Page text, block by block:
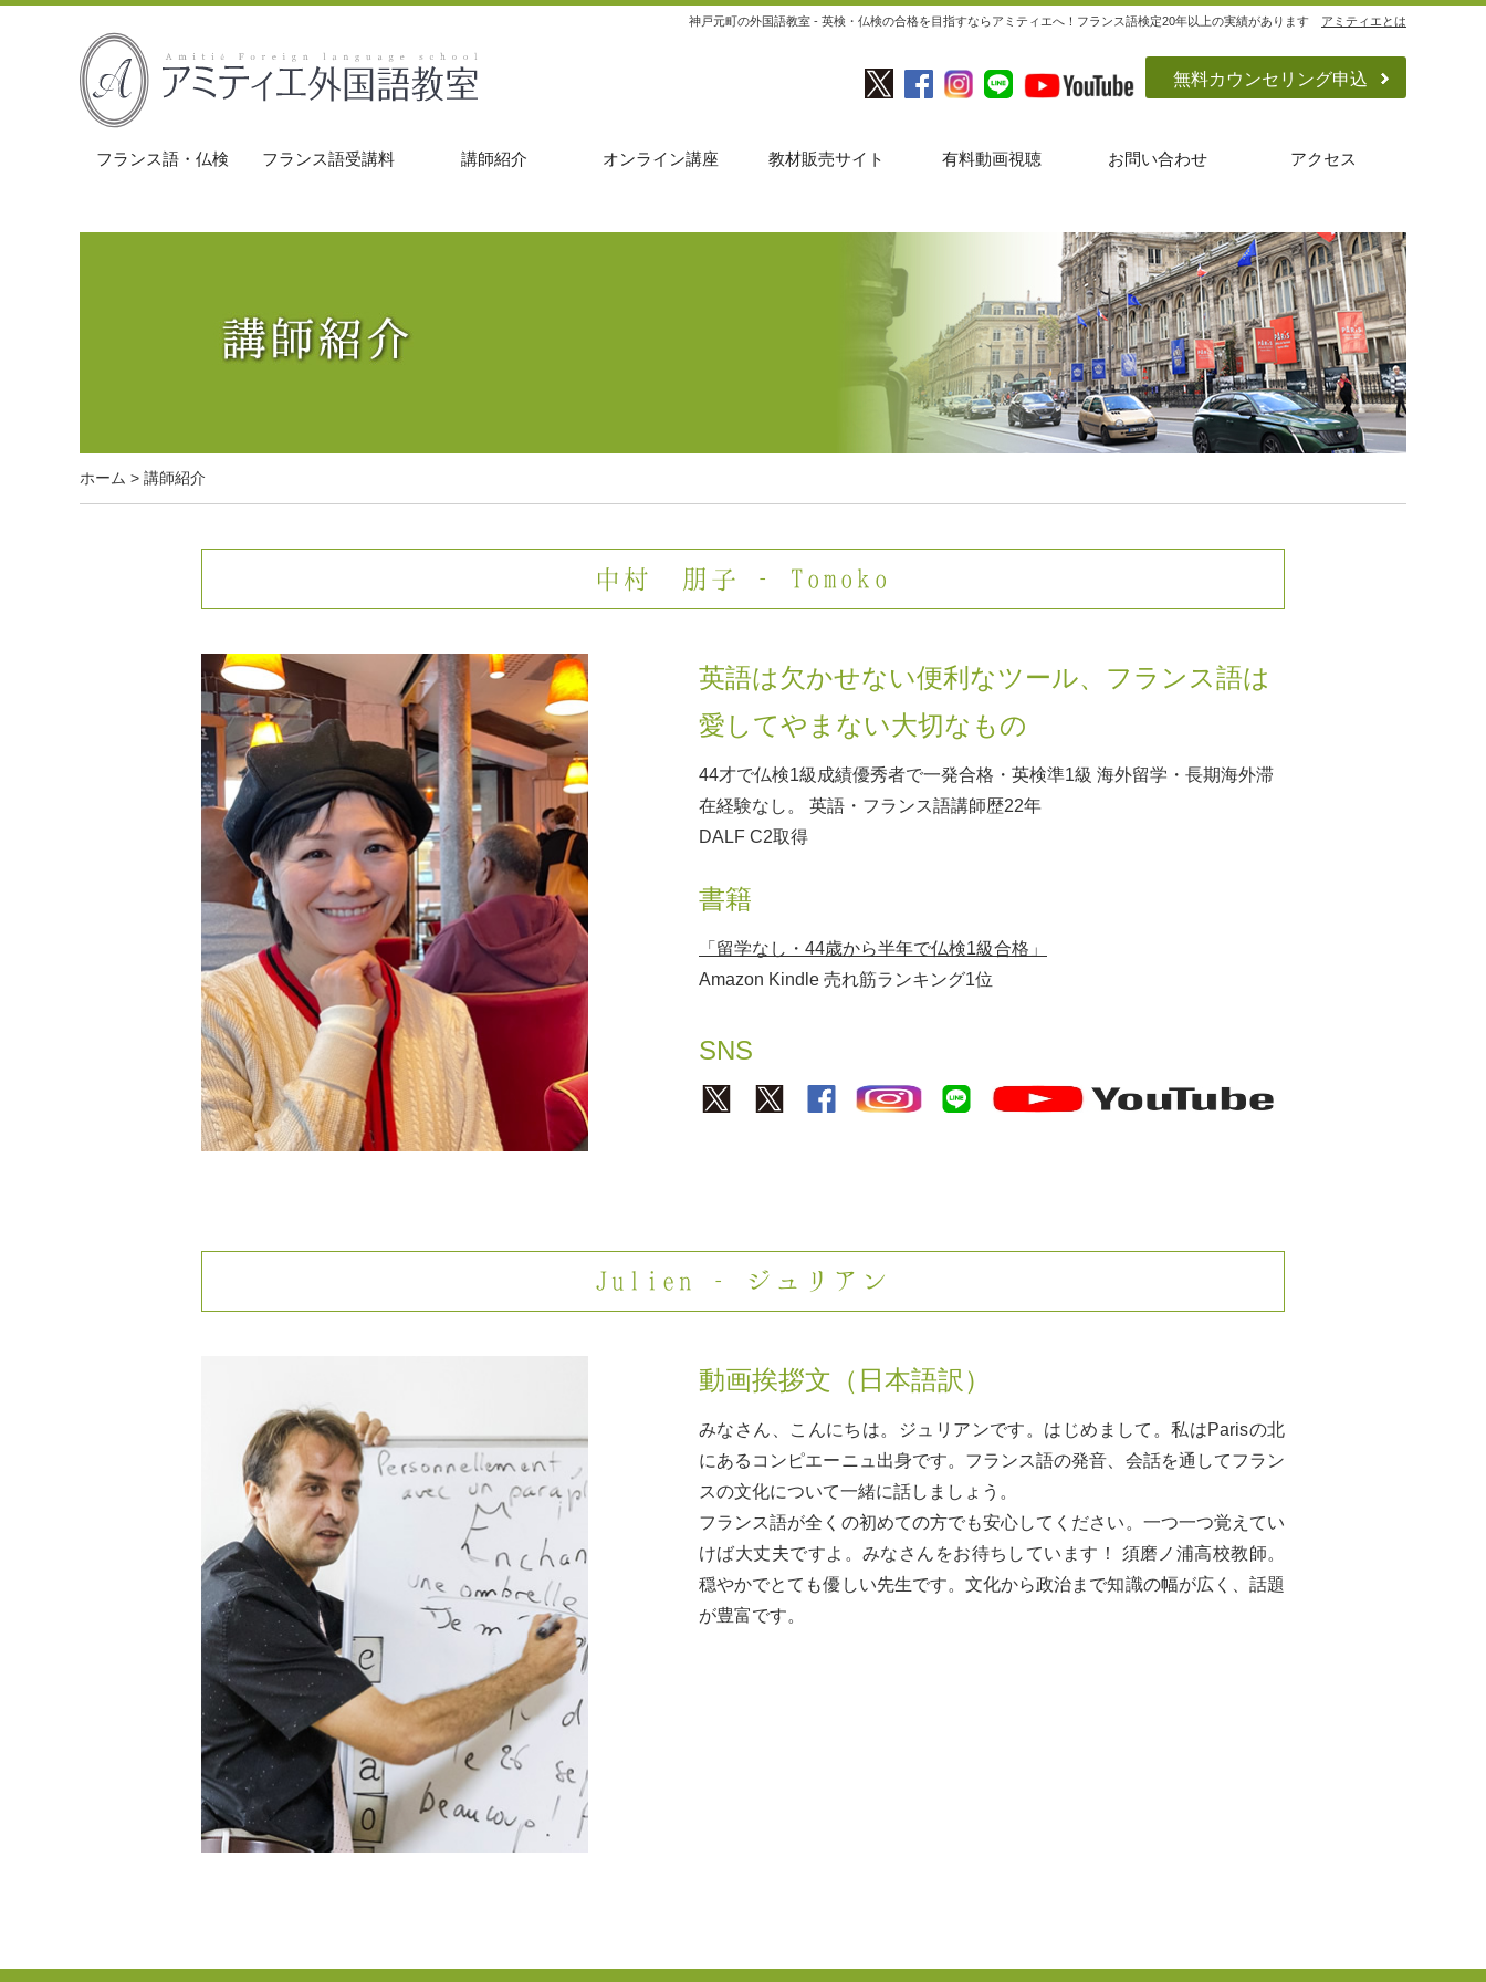
神戸元町の外国語教室 - 英検・仏検の合格を目指すならアミティエへ！フランス語検定20年以上の実績があります アミティエとは
無料カウンセリング申込
フランス語・仏検 フランス語受講料 講師紹介 オンライン講座 教材販売サイト 有料動画視聴 お問い合わせ アクセス
ホーム > 講師紹介
中村 朋子 – Tomoko
英語は欠かせない便利なツール、フランス語は
愛してやまない大切なもの
44才で仏検1級成績優秀者で一発合格・英検準1級 海外留学・長期海外滞
在経験なし。 英語・フランス語講師歴22年
DALF C2取得
書籍
「留学なし・44歳から半年で仏検1級合格」
Amazon Kindle 売れ筋ランキング1位
SNS
Julien – ジュリアン
動画挨拶文（日本語訳）
みなさん、こんにちは。ジュリアンです。はじめまして。私はParisの北
にあるコンピエーニュ出身です。フランス語の発音、会話を通してフラン
スの文化について一緒に話しましょう。
フランス語が全くの初めての方でも安心してください。一つ一つ覚えてい
けば大丈夫ですよ。みなさんをお待ちしています！ 須磨ノ浦高校教師。
穏やかでとても優しい先生です。文化から政治まで知識の幅が広く、話題
が豊富です。